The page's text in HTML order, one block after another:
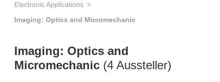
Electronic Applications
Imaging: Optics and Micromechanic
Imaging: Optics and
Micromechanic (4 Aussteller)